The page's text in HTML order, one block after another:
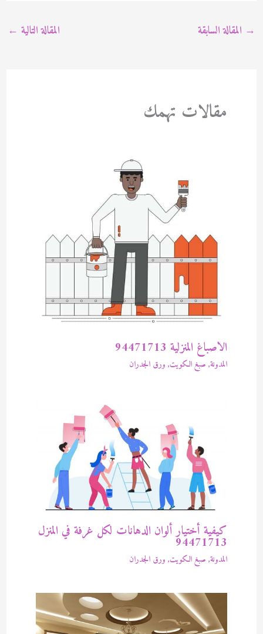
→ المقالة السابقة المقالة التالية ←
مقالات تهمك
الاصباغ المنزلية 94471713
المدونة, صبغ الكويت, ورق الجدران
كيفية أختيار ألوان الدهانات لكل غرفة في المنزل
94471713
المدونة, صبغ الكويت, ورق الجدران